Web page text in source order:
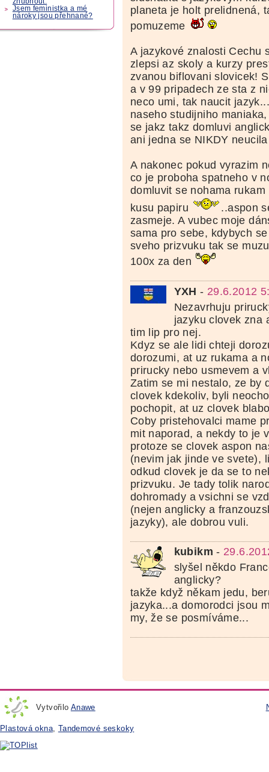
Jsem feministka a mé
nároky jsou přehnané?
planeta je holt prelidnená,
pomuzeme
A jazykové znalosti Cechu
zlepsi az skoly a kurzy
zvanou biflovani slovicek!
a v 99 pripadech ze sta z
neco umi, tak naucit
naseho studijniho
se jakz takz domluvi
ani jedna se NIKDY
A nakonec pokud vyrazim
co je proboha spatneho v
domluvit se nohama
kusu papiru
..aspon
zasmeje. A vubec moje
sama pro sebe, kdybych
sveho prizvuku tak se
100x za den
YXH - 29.6.2012
Nezavrhuju
jazyku clovek zna
tim lip pro nej.
Kdyz se ale lidi chteji
dorozumi, at uz rukama a
prirucky nebo usmevem a
Zatim se mi nestalo, ze by
clovek kdekoliv, byli
pochopit, at uz clovek
Coby pristehovalci mame
mit naporad, a nekdy to je
protoze se clovek aspon
(nevim jak jinde ve svete),
odkud clovek je da se to
prizvuku. Je tady tolik
dohromady a vsichni se
(nejen anglicky a
jazyky), ale dobrou vuli.
kubikm -
slyšel někdo
anglicky?
takže když někam jedu,
jazyka...a domorodci jsou
my, že se posmíváme...
Vytvořilo Anawe
Plastová okna Tandemové seskoky